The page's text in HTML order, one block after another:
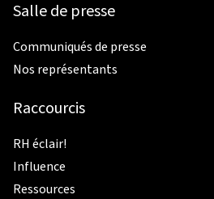
Salle de presse
Communiqués de presse
Nos représentants
Raccourcis
RH éclair!
Influence
Ressources